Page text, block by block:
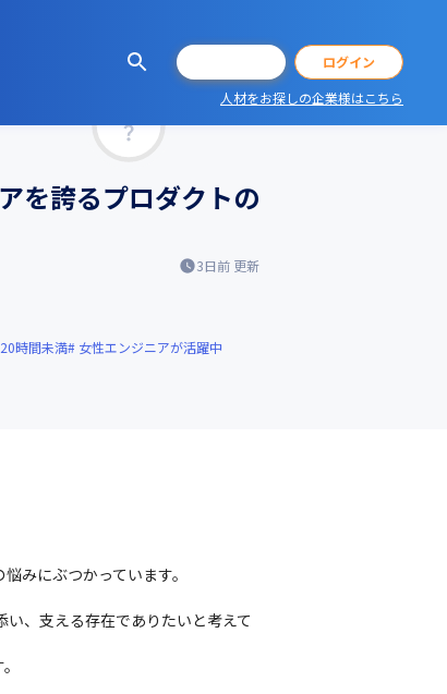
ログイン
人材をお探しの企業様はこちら
を誇るプロダクトの
3日前 更新
時間未満
女性エンジニアが活躍中
みにぶつかっています。
、支える存在でありたいと考えて